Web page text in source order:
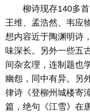
柳诗现存140多首
王维、孟浩然、韦应
想内容近于陶渊明诗
味深长。另外一些五
间杂玄理，连制题也
幽怨，同中有异。另
律诗《登柳州城楼寄
篇，绝句《江雪》在